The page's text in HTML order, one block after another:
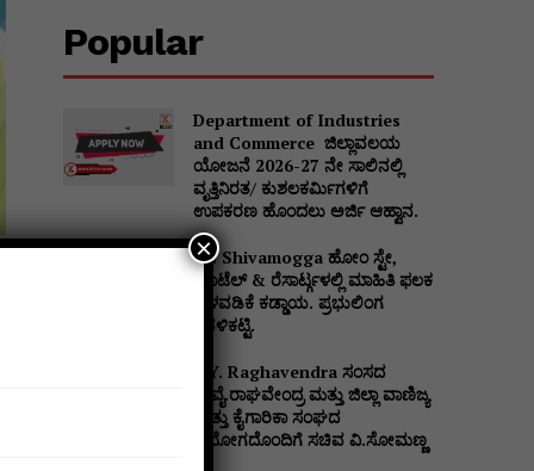
Popular
Department of Industries
and Commerce ಜಿಲ್ಲಾವಲಯ
ಯೋಜನೆ 2026-27 ನೇ ಸಾಲಿನಲ್ಲಿ
ವೃತ್ತಿನಿರತ/ ಕುಶಲಕರ್ಮಿಗಳಿಗೆ
ಉಪಕರಣ ಹೊಂದಲು ಅರ್ಜಿ ಆಹ್ವಾನ.
DC Shivamogga ಹೋಂ ಸ್ಟೇ,
ಹೊಟೆಲ್ & ರೆಸಾರ್ಟ್ಗಳಲ್ಲಿ ಮಾಹಿತಿ ಫಲಕ
ಅಳವಡಿಕೆ ಕಡ್ಡಾಯ. ಪ್ರಭುಲಿಂಗ
ಕವಳಿಕಟ್ಟಿ.
B.Y. Raghavendra ಸಂಸದ
ಬಿ.ವೈ.ರಾಘವೇಂದ್ರ ಮತ್ತು ಜಿಲ್ಲಾ ವಾಣಿಜ್ಯ
ಮತ್ತು ಕೈಗಾರಿಕಾ ಸಂಘದ
ನಿಯೋಗದೊಂದಿಗೆ ಸಚಿವ ವಿ‌.ಸೋಮಣ್ಣ
×